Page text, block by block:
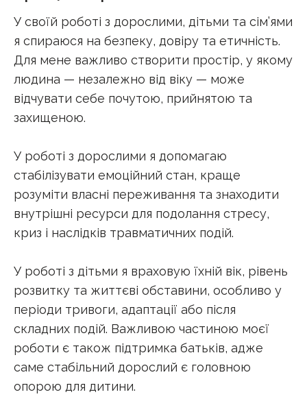
У своїй роботі з дорослими, дітьми та сім’ями
я спираюся на безпеку, довіру та етичність.
Для мене важливо створити простір, у якому
людина — незалежно від віку — може
відчувати себе почутою, прийнятою та
захищеною.
У роботі з дорослими я допомагаю
стабілізувати емоційний стан, краще
розуміти власні переживання та знаходити
внутрішні ресурси для подолання стресу,
криз і наслідків травматичних подій.
У роботі з дітьми я враховую їхній вік, рівень
розвитку та життєві обставини, особливо у
періоди тривоги, адаптації або після
складних подій. Важливою частиною моєї
роботи є також підтримка батьків, адже
саме стабільний дорослий є головною
опорою для дитини.